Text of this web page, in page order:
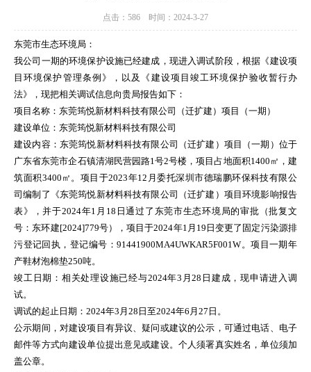
点击：586 时间：2024-3-27
东莞市生态环境局：
我公司一期的环境保护设施已经建成，现进入调试阶段，根据《建设项
目环境保护管理条例》，以及《建设项目竣工环境保护验收暂行办
法》，现把相关调试信息向贵局报告如下：
项目名称：东莞筠悦新材料科技有限公司（迁扩建）项目（一期）
建设单位：东莞筠悦新材料科技有限公司
建设内容：东莞筠悦新材料科技有限公司（迁扩建）项目（一期）位于
广东省东莞市企石镇清湖民营园路1号2号楼，项目占地面积1400㎡，建
筑面积3400㎡。项目于2023年12月委托深圳市德瑞鹏环保科技有限公
司编制了《东莞筠悦新材料科技有限公司（迁扩建）项目环境影响报告
表》，并于2024年1月18日通过了东莞市生态环境局的审批（批复文
号：东环建[2024]779号），项目于2024年1月19日变更了固定污染源排
污登记回执，登记编号：91441900MA4UWKAR5F001W。项目一期年
产鞋材泡棉垫250吨。
竣工日期：相关处理设施已经与2024年3月28日建成，现申请进入调
试。
调试的起止日期：2024年3月28日至2024年6月27日。
公示期间，对建设项目有异议、疑问或建议的公示，可通过电话、电子
邮件等方式向建设单位提出意见或建设。个人须署真实姓名，单位须加
盖公章。